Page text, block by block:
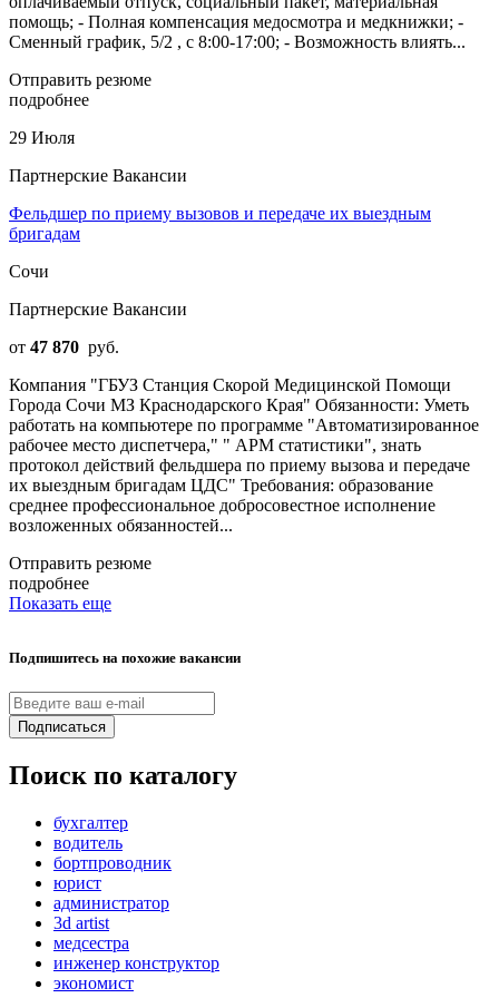
помощь; - Полная компенсация медосмотра и медкнижки; -
Сменный график, 5/2 , с 8:00-17:00; - Возможность влиять...
Отправить резюме
подробнее
29 Июля
Партнерские Вакансии
Фельдшер по приему вызовов и передаче их выездным
бригадам
Сочи
Партнерские Вакансии
от 47 870 руб.
Компания "ГБУЗ Станция Скорой Медицинской Помощи
Города Сочи МЗ Краснодарского Края" Обязанности: Уметь
работать на компьютере по программе "Автоматизированное
рабочее место диспетчера," " АРМ статистики", знать
протокол действий фельдшера по приему вызова и передаче
их выездным бригадам ЦДС" Требования: образование
среднее профессиональное добросовестное исполнение
возложенных обязанностей...
Отправить резюме
подробнее
Показать еще
Подпишитесь на похожие вакансии
Подписаться
Поиск по каталогу
бухгалтер
водитель
бортпроводник
юрист
администратор
3d artist
медсестра
инженер конструктор
экономист